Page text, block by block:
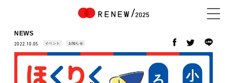
NEWS
NEWS
2022.10.05 イベント お知らせ